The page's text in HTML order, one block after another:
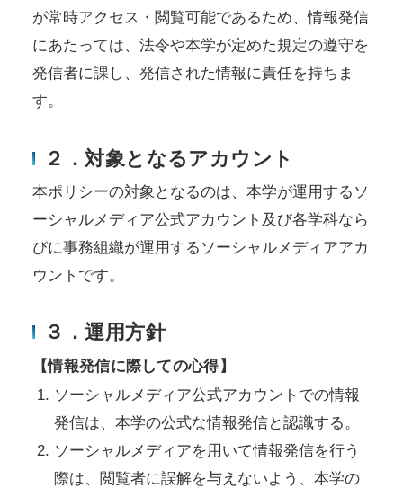
が常時アクセス・閲覧可能であるため、情報発信
にあたっては、法令や本学が定めた規定の遵守を
発信者に課し、発信された情報に責任を持ちま
す。
２．対象となるアカウント
本ポリシーの対象となるのは、本学が運用するソ
ーシャルメディア公式アカウント及び各学科なら
びに事務組織が運用するソーシャルメディアアカ
ウントです。
３．運用方針
【情報発信に際しての心得】
ソーシャルメディア公式アカウントでの情報
発信は、本学の公式な情報発信と認識する。
ソーシャルメディアを用いて情報発信を行う
際は、閲覧者に誤解を与えないよう、本学の